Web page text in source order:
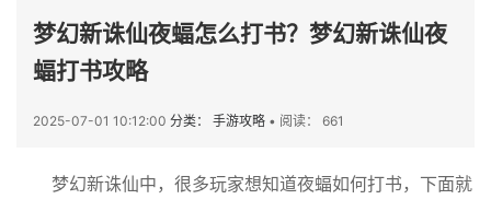
梦幻新诛仙夜蝠怎么打书？梦幻新诛仙夜
蝠打书攻略
2025-07-01 10:12:00 分类： 手游攻略 • 阅读： 661
梦幻新诛仙中，很多玩家想知道夜蝠如何打书，下面就